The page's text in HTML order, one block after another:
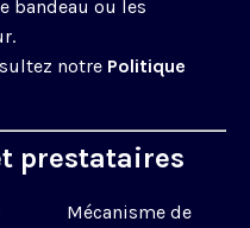
bandeau ou les
notre Politique
prestataires
Mécanisme de